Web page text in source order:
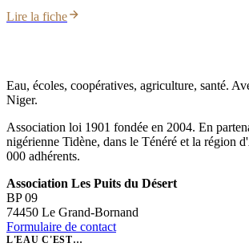
Lire la fiche
Eau, écoles, coopératives, agriculture, santé.
Niger.
Association loi 1901 fondée en 2004. En
nigérienne Tidène, dans le Ténéré et la région
000 adhérents.
Association Les Puits du Désert
BP 09
74450 Le Grand-Bornand
Formulaire de contact
L'EAU C'EST…